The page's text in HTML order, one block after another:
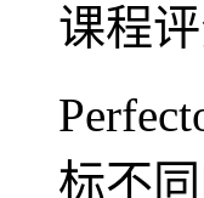
课程
标不